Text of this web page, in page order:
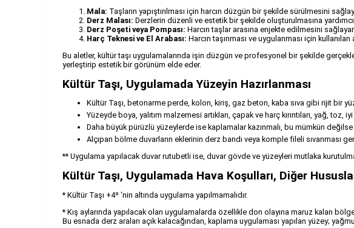
Mala: Taşların yapıştırılması için harcın düzgün bir şekilde sürülmesini
Derz Malası: Derzlerin düzenli ve estetik bir şekilde oluşturulmasına
Derz Poşeti veya Pompası: Harcın taşlar arasına enjekte edilmesini
Harç Teknesi ve El Arabası: Harcın taşınması ve uygulanması için kullanılan
Bu aletler, kültür taşı uygulamalarında işin düzgün ve profesyonel bir şekilde
yerleştirip estetik bir görünüm elde eder.
Kültür Taşı, Uygulamada Yüzeyin Hazırlanması
Kültür Taşı, betonarme perde, kolon, kiriş, gaz beton, kaba sıva gibi rijit bir
Yüzeyde boya, yalıtım malzemesi artıkları, çapak ve harç kırıntıları, yağ, toz,
Daha büyük pürüzlü yüzeylerde ise kaplamalar kazınmalı, bu mümkün
Alçıpan bölme duvarların eklerinin derz bandı veya komple fileli sıvanması
** Uygulama yapılacak duvar rutubetli ise, duvar gövde ve yüzeyleri mutlaka
Kültür Taşı, Uygulamada Hava Koşulları, Diğer
* Kültür Taşı +4º ‘nin altında uygulama yapılmamalıdır.
* Kış aylarında yapılacak olan uygulamalarda özellikle don olayına maruz kalan
Bu esnada derz araları açık kalacağından, kaplama uygulaması yapılan yüzey;